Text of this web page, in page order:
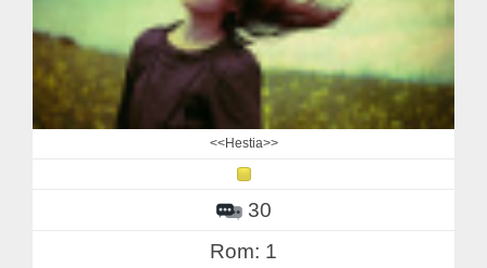
<<Hestia>>
30
Rom: 1